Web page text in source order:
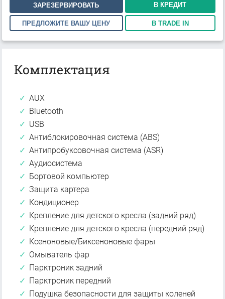
ЗАРЕЗЕРВИРОВАТЬ В КРЕДИТ
ПРЕДЛОЖИТЕ ВАШУ ЦЕНУ В TRADE IN
Комплектация
AUX
Bluetooth
USB
Антиблокировочная система (ABS)
Антипробуксовочная система (ASR)
Аудиосистема
Бортовой компьютер
Защита картера
Кондиционер
Крепление для детского кресла (задний ряд)
Крепление для детского кресла (передний ряд)
Ксеноновые/Биксеноновые фары
Омыватель фар
Парктроник задний
Парктроник передний
Подушка безопасности для защиты коленей